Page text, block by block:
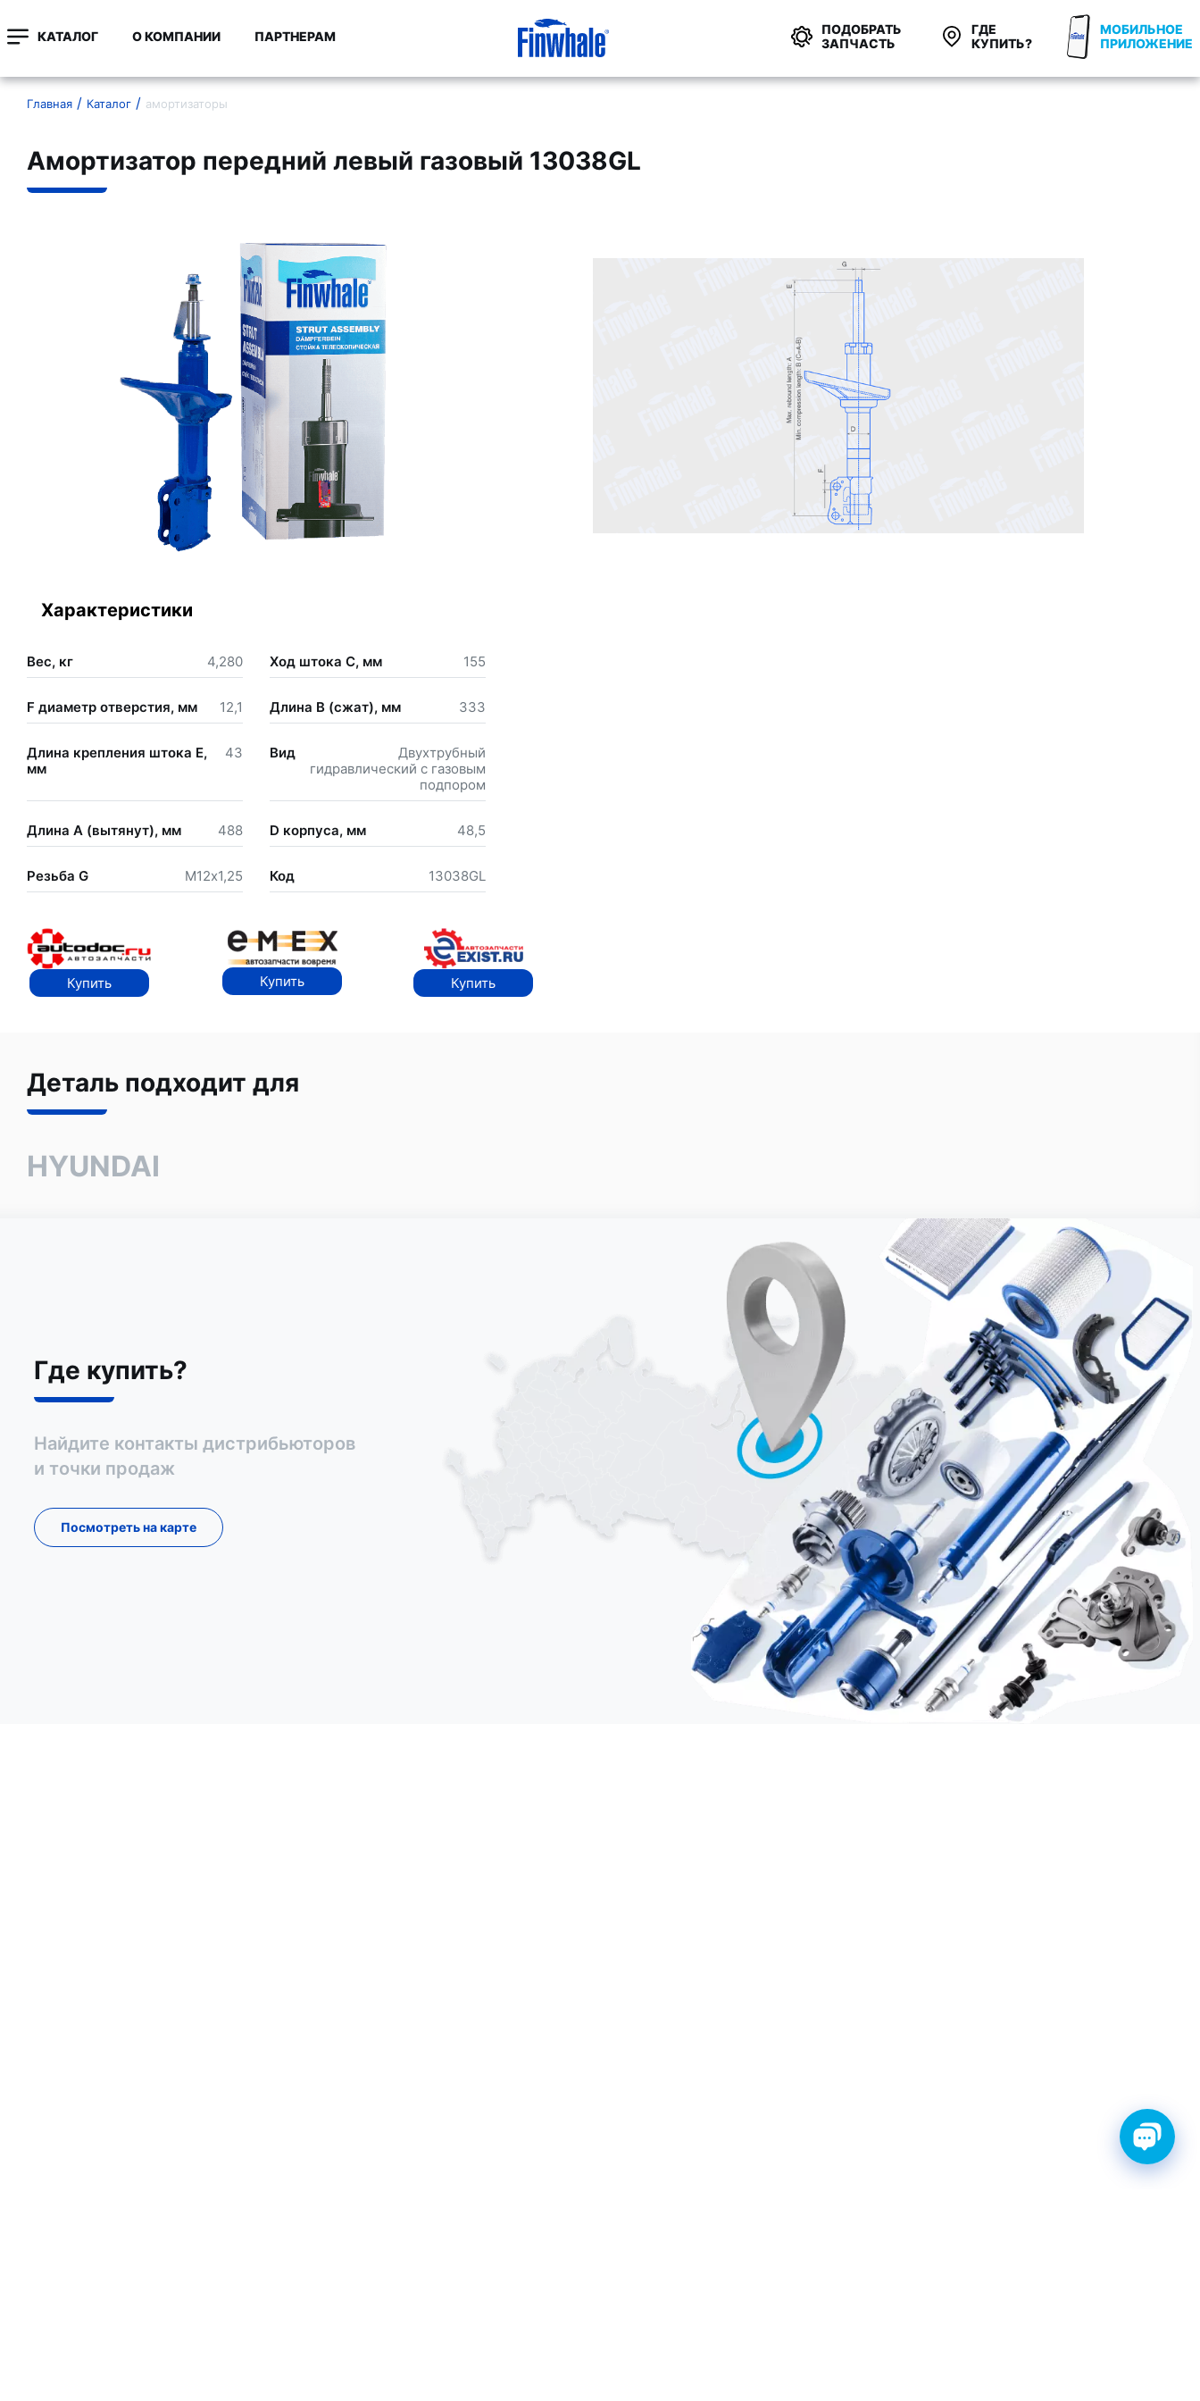
КАТАЛОГ О КОМПАНИИ ПАРТНЕРАМ
ПОДОБРАТЬ
ЗАПЧАСТЬ
ГДЕ
КУПИТЬ?
МОБИЛЬНОЕ
ПРИЛОЖЕНИЕ
Главная Каталог амортизаторы
Амортизатор передний левый газовый 13038GL
Характеристики
Вес, кг 4,280 Ход штока С, мм 155
F диаметр отверстия, мм 12,1 Длина В (сжат), мм 333
Длина крепления штока Е,
мм
43 Вид
Двухтрубный
гидравлический с газовым
подпором
Длина А (вытянут), мм 488 D корпуса, мм 48,5
Резьба G М12х1,25 Код 13038GL
Купить Купить Купить
Деталь подходит для
HYUNDAI
Где купить?
Найдите контакты дистрибьюторов
и точки продаж
Посмотреть на карте